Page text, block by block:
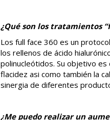
¿Qué son los tratamientos
Los full face 360 es un
los rellenos de ácido
polinucleótidos. Su objetivo
flacidez asi como también la
sinergia de diferentes
¿Me puedo realizar un